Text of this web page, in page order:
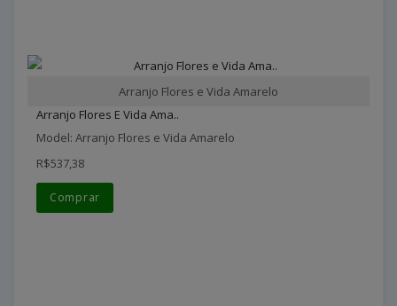
Arranjo Flores e Vida Amarelo
Arranjo Flores E Vida Ama..
Model: Arranjo Flores e Vida Amarelo
R$537,38
Comprar